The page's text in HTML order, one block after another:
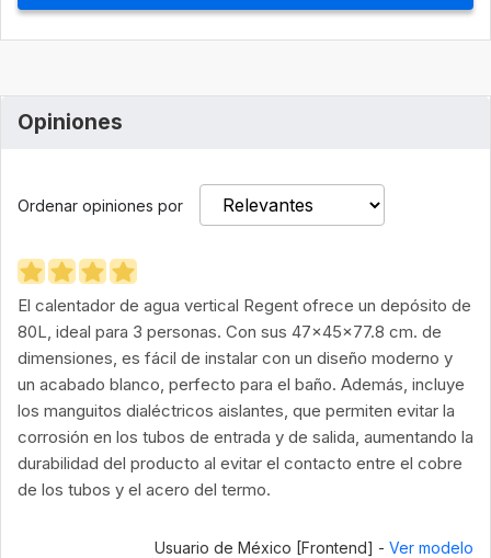
Opiniones
Ordenar opiniones por
El calentador de agua vertical Regent ofrece un depósito de
80L, ideal para 3 personas. Con sus 47x45x77.8 cm. de
dimensiones, es fácil de instalar con un diseño moderno y
un acabado blanco, perfecto para el baño. Además, incluye
los manguitos dialéctricos aislantes, que permiten evitar la
corrosión en los tubos de entrada y de salida, aumentando la
durabilidad del producto al evitar el contacto entre el cobre
de los tubos y el acero del termo.
Usuario de México [Frontend] - Ver modelo